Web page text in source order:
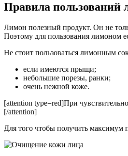
Правила пользований
Лимон полезный продукт. Он не
Поэтому для пользования лимоном
Не стоит пользоваться лимонным
если имеются прыщи;
небольшие порезы, ранки;
очень нежной коже.
[attention type=red]При
[/attention]
Для того чтобы получить максимум